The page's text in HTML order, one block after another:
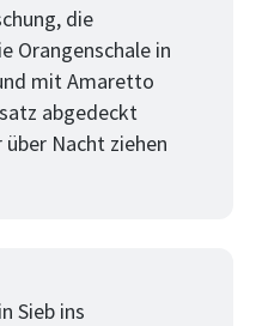
die
Orangenschale in
mit Amaretto
abgedeckt
Nacht ziehen
Sieb ins